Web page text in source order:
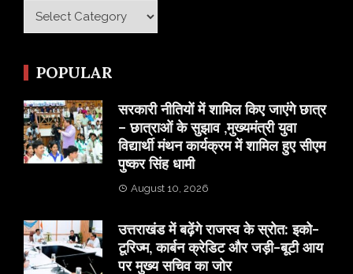
Category
POPULAR
सरकारी नीतियों में शामिल किए जाएंगे छात्र
– छात्राओं के सुझाव ,मुख्यमंत्री युवा
विद्यार्थी मंथन कार्यक्रम में शामिल हुए सीएम
पुष्कर सिंह धामी
August 10, 2026
उत्तराखंड में बढ़ेंगे राजस्व के स्रोत: इको-
टूरिज्म, कार्बन क्रेडिट और जड़ी-बूटी आय
पर मुख्य सचिव का जोर